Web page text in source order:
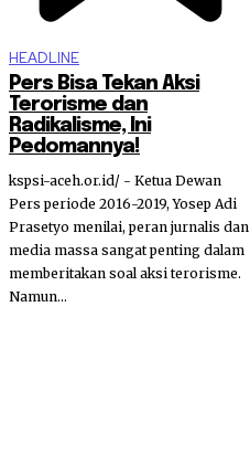
HEADLINE
Pers Bisa Tekan Aksi
Terorisme dan
Radikalisme, Ini
Pedomannya!
kspsi-aceh.or.id/ - Ketua Dewan
Pers periode 2016-2019, Yosep Adi
Prasetyo menilai, peran jurnalis dan
media massa sangat penting dalam
memberitakan soal aksi terorisme.
Namun...